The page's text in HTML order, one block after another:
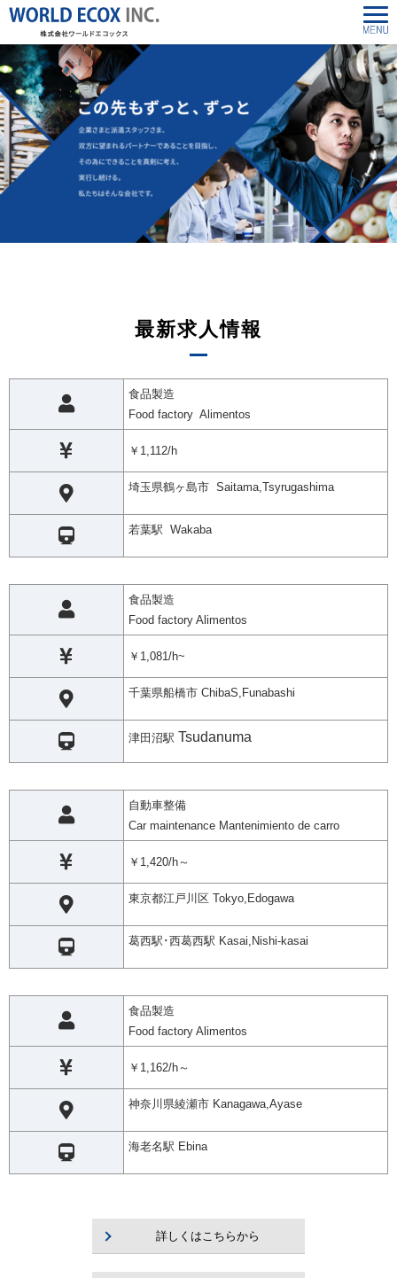
最新求人情報
食品製造
Food factory Alimentos
￥1,112/h
埼玉県鶴ヶ島市 Saitama,Tsyrugashima
若葉駅 Wakaba
食品製造
Food factory Alimentos
￥1,081/h~
千葉県船橋市 ChibaS,Funabashi
津田沼駅 Tsudanuma
自動車整備
Car maintenance Mantenimiento de carro
￥1,420/h～
東京都江戸川区 Tokyo,Edogawa
葛西駅･西葛西駅 Kasai,Nishi-kasai
食品製造
Food factory Alimentos
￥1,162/h～
神奈川県綾瀬市 Kanagawa,Ayase
海老名駅 Ebina
詳しくはこちらから